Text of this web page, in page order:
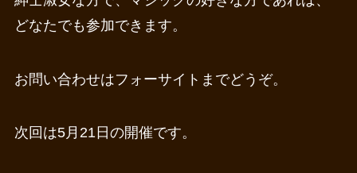
どなたでも参加できます。
お問い合わせはフォーサイトまでどうぞ。
次回は5月21日の開催です。